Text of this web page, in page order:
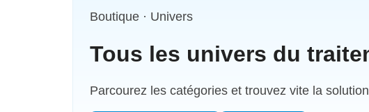
Boutique · Univers
Tous les univers du
Parcourez les catégories et trouvez vite la